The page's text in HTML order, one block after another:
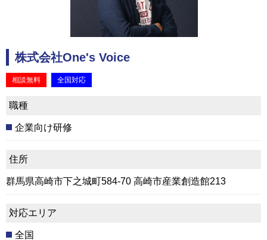
株式会社One's Voice
相談無料 全国対応
職種
企業向け研修
住所
群馬県高崎市下之城町584-70 高崎市産業創造館213
対応エリア
全国